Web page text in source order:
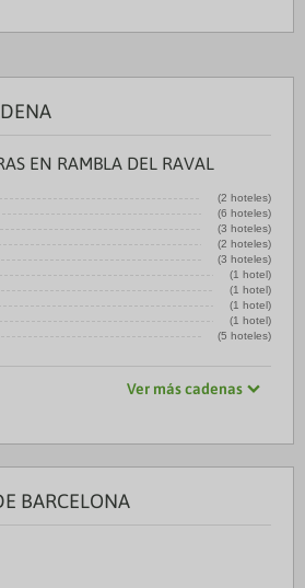
EN RAMBLA DEL RAVAL
(2 hoteles)
(6 hoteles)
(3 hoteles)
(2 hoteles)
(3 hoteles)
(1 hotel)
(1 hotel)
(1 hotel)
(1 hotel)
(5 hoteles)
Ver más cadenas
BARCELONA